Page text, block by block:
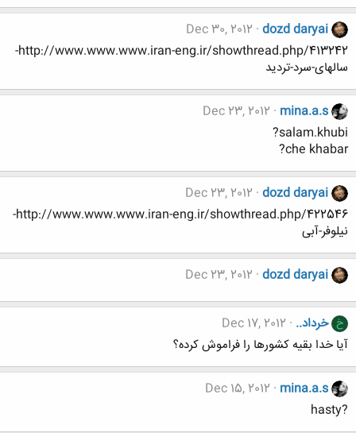
dozd daryai
Dec 30, 2012
http://www.www.www.iran-eng.ir/showthread.php/413242-
سالهای-سرد-تردید
mina.a.s
Dec 23, 2012
salam.khubi?
che khabar?
dozd daryai
Dec 23, 2012
http://www.www.www.iran-eng.ir/showthread.php/422546-
نیلوفر-آبی
dozd daryai
Dec 23, 2012
خ خرداد.. Dec 17, 2012
آیا خدا بقیه کشورها را فراموش کرده؟
mina.a.s
Dec 15, 2012
?hasty